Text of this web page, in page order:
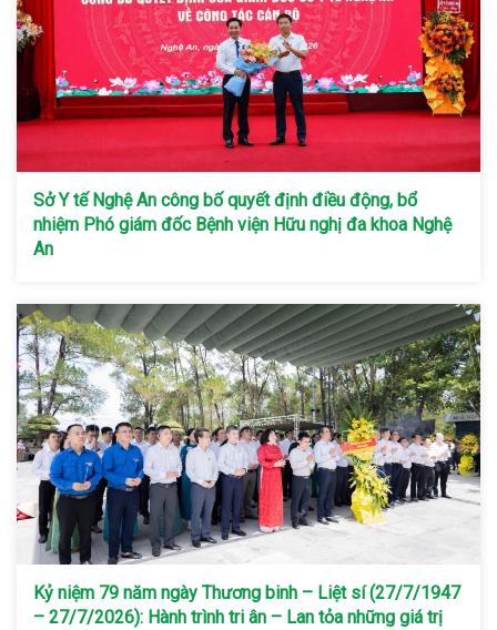
Sở Y tế Nghệ An công bố quyết định điều động, bổ
nhiệm Phó giám đốc Bệnh viện Hữu nghị đa khoa Nghệ
An
Kỷ niệm 79 năm ngày Thương binh – Liệt sí (27/7/1947
– 27/7/2026): Hành trình tri ân – Lan tỏa những giá trị